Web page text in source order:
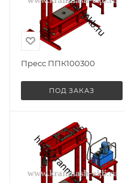
Пресс ППК100300
ПОД ЗАКАЗ